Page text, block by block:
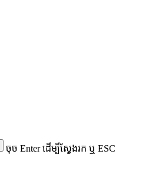
ចុច Enter ដើម្បីស្វែងរក ឬ ESC